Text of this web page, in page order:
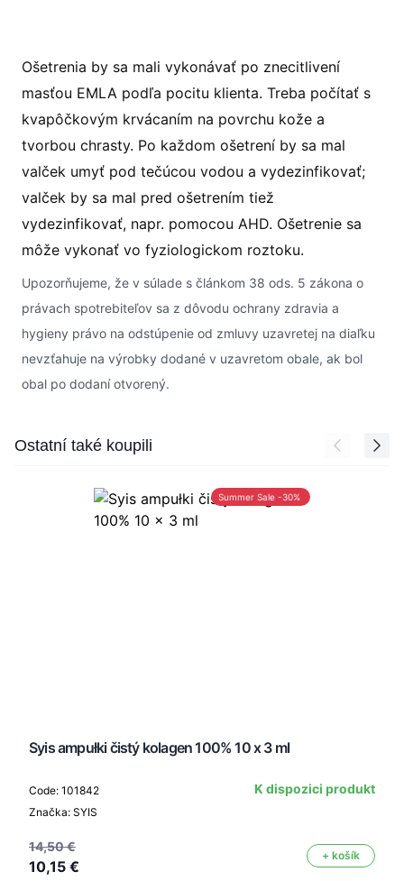
Ošetrenia by sa mali vykonávať po znecitlivení
masťou EMLA podľa pocitu klienta. Treba počítať s
kvapôčkovým krvácaním na povrchu kože a
tvorbou chrasty. Po každom ošetrení by sa mal
valček umyť pod tečúcou vodou a vydezinfikovať;
valček by sa mal pred ošetrením tiež
vydezinfikovať, napr. pomocou AHD. Ošetrenie sa
môže vykonať vo fyziologickom roztoku.
Upozorňujeme, že v súlade s článkom 38 ods. 5 zákona o
právach spotrebiteľov sa z dôvodu ochrany zdravia a
hygieny právo na odstúpenie od zmluvy uzavretej na diaľku
nevzťahuje na výrobky dodané v uzavretom obale, ak bol
obal po dodaní otvorený.
Press to skip carousel
Ostatní také koupili
Summer Sale -30%
Syis ampułki čistý kolagen 100% 10 x 3 ml
Code: 101842
Značka: SYIS
K dispozici produkt
14,50 €
10,15 €
+ košík